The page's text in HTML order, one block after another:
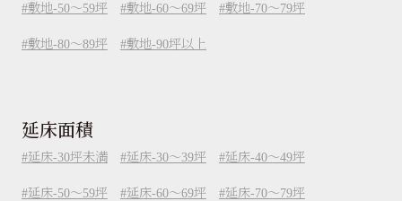
敷地-50～59坪 敷地-60～69坪 敷地-70～79坪
敷地-80～89坪 敷地-90坪以上
延床面積
延床-30坪未満 延床-30～39坪 延床-40～49坪
延床-50～59坪 延床-60～69坪 延床-70～79坪